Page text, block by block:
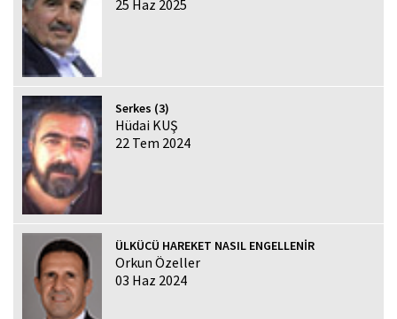
25 Haz 2025
Serkes (3)
Hüdai KUŞ
22 Tem 2024
ÜLKÜCÜ HAREKET NASIL ENGELLENİR
Orkun Özeller
03 Haz 2024